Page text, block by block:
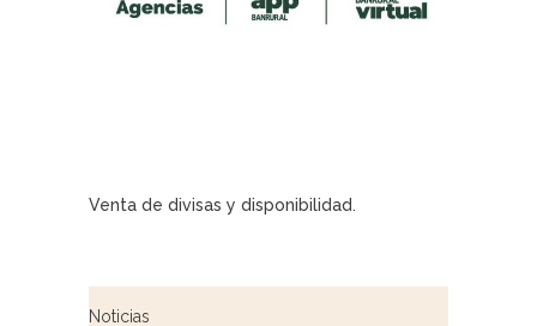
Venta de divisas y disponibilidad.
Noticias